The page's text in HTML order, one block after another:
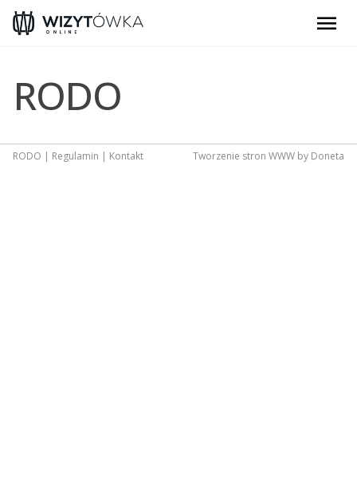
menu
RODO
RODO | Regulamin | Kontakt Tworzenie stron WWW by Doneta